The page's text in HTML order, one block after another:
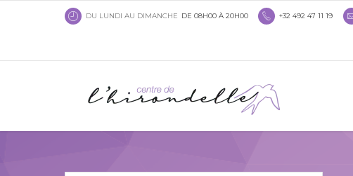
DU LUNDI AU DIMANCHE DE 08H00 À 20H00 +32 492 47 11 19